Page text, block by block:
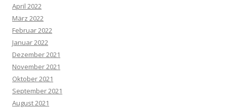
April 2022
März 2022
Februar 2022
Januar 2022
Dezember 2021
November 2021
Oktober 2021
September 2021
August 2021